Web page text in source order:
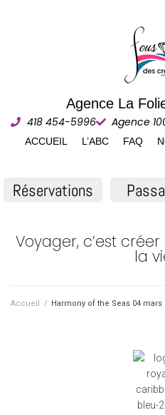
Agence La
418 454-5996 Agence
ACCUEIL L’ABC FAQ
Réservations
Voyager, c’est
la
Accueil / Harmony of the Seas 04 mars